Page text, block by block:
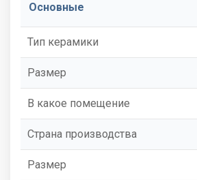
Основные
Тип керамики
Размер
В какое помещение
Страна производства
Размер